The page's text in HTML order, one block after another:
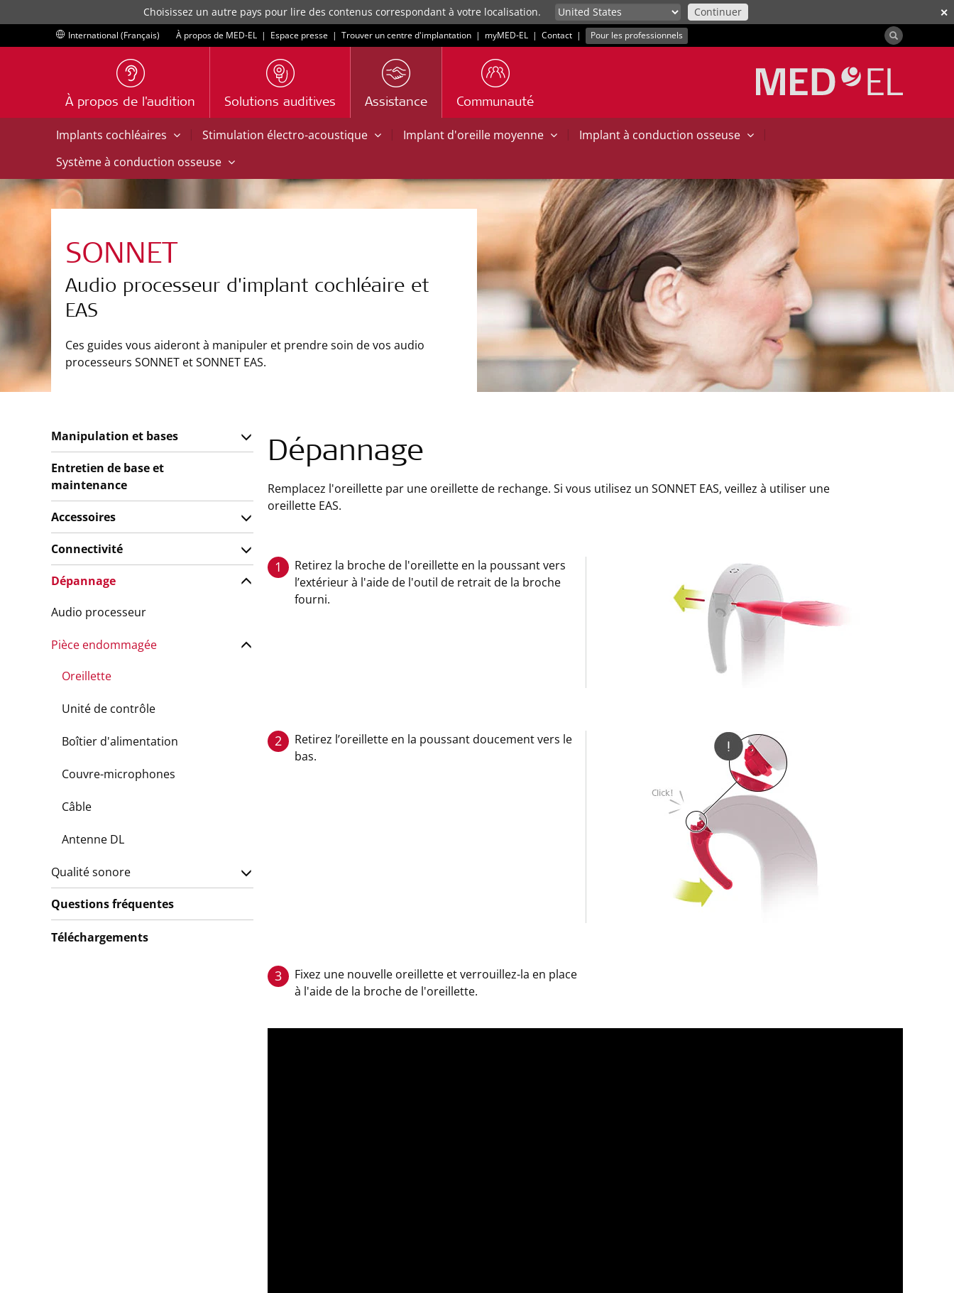
✕
Choisissez un autre pays pour lire des contenus correspondant à votre localisation. Continuer
International (Français) À propos de MED-EL | Espace presse | Trouver un centre d'implantation | myMED‑EL | Contact | Pour les professionnels
À propos de l'audition Solutions auditives Assistance Communauté
Implants cochléaires | Stimulation électro-acoustique | Implant d'oreille moyenne | Implant à conduction osseuse
|
Système à conduction osseuse
SONNET
Audio processeur d'implant cochléaire et
EAS
Ces guides vous aideront à manipuler et prendre soin de vos audio
processeurs SONNET et SONNET EAS.
Dépannage
Remplacez l'oreillette par une oreillette de rechange. Si vous utilisez un SONNET EAS, veillez à utiliser une
oreillette EAS.
1
Retirez la broche de l'oreillette en la poussant vers
l’extérieur à l'aide de l'outil de retrait de la broche
fourni.
2
Retirez l’oreillette en la poussant doucement vers le
bas.
3
Fixez une nouvelle oreillette et verrouillez-la en place
à l'aide de la broche de l'oreillette.
Manipulation et bases
Entretien de base et
maintenance
Accessoires
Connectivité
Dépannage
Audio processeur
Pièce endommagée
Oreillette
Unité de contrôle
Boîtier d'alimentation
Couvre-microphones
Câble
Antenne DL
Qualité sonore
Questions fréquentes
Téléchargements